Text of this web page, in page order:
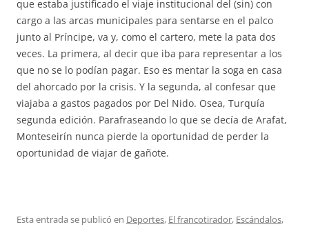
que estaba justificado el viaje institucional del (sin) con
cargo a las arcas municipales para sentarse en el palco
junto al Príncipe, va y, como el cartero, mete la pata dos
veces. La primera, al decir que iba para representar a los
que no se lo podían pagar. Eso es mentar la soga en casa
del ahorcado por la crisis. Y la segunda, al confesar que
viajaba a gastos pagados por Del Nido. Osea, Turquía
segunda edición. Parafraseando lo que se decía de Arafat,
Monteseirín nunca pierde la oportunidad de perder la
oportunidad de viajar de gañote.
Esta entrada se publicó en Deportes, El francotirador, Escándalos,